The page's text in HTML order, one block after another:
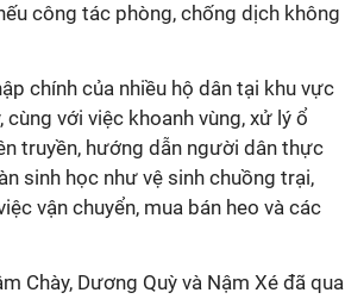
công tác phòng, chống dịch không
chính của nhiều hộ dân tại khu vực
cùng với việc khoanh vùng, xử lý ổ
truyền, hướng dẫn người dân thực
sinh học như vệ sinh chuồng trại,
vận chuyển, mua bán heo và các
Chày, Dương Quỳ và Nậm Xé đã qua